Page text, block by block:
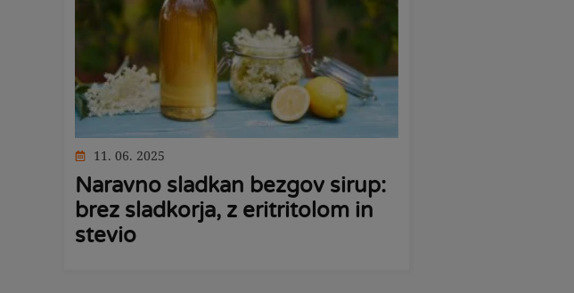
11. 06. 2025
Naravno sladkan bezgov sirup:
brez sladkorja, z eritritolom in
stevio